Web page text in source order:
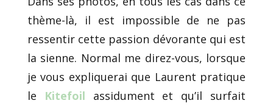
thème-là, il est impossible de ne pas
ressentir cette passion dévorante qui est
la sienne. Normal me direz-vous, lorsque
je vous expliquerai que Laurent pratique
le Kitefoil assidument et qu’il surfait